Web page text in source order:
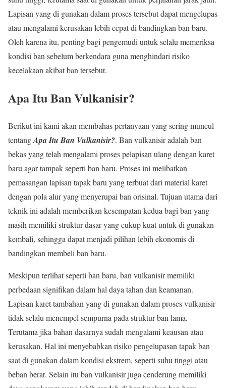
Lapisan yang di gunakan dalam proses tersebut dapat mengelupas
atau mengalami kerusakan lebih cepat di bandingkan ban baru.
Oleh karena itu, penting bagi pengemudi untuk selalu memeriksa
kondisi ban sebelum berkendara guna menghindari risiko
kecelakaan akibat ban tersebut.
Apa Itu Ban Vulkanisir?
Berikut ini kami akan membahas pertanyaan yang sering muncul
tentangApa Itu Ban Vulkanisir?. Ban vulkanisir adalah ban
bekas yang telah mengalami proses pelapisan ulang dengan karet
baru agar tampak seperti ban baru. Proses ini melibatkan
pemasangan lapisan tapak baru yang terbuat dari material karet
dengan pola alur yang menyerupai ban orisinal. Tujuan utama dari
teknik ini adalah memberikan kesempatan kedua bagi ban yang
masih memiliki struktur dasar yang cukup kuat untuk di gunakan
kembali, sehingga dapat menjadi pilihan lebih ekonomis di
bandingkan membeli ban baru.
Meskipun terlihat seperti ban baru, ban vulkanisir memiliki
perbedaan signifikan dalam hal daya tahan dan keamanan.
Lapisan karet tambahan yang di gunakan dalam proses vulkanisir
tidak selalu menempel sempurna pada struktur ban lama.
Terutama jika bahan dasarnya sudah mengalami keausan atau
kerusakan. Hal ini menyebabkan risiko pengelupasan tapak ban
saat di gunakan dalam kondisi ekstrem, seperti suhu tinggi atau
beban berat. Selain itu ban vulkanisir juga cenderung memiliki